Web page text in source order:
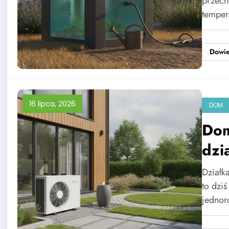
16 lipca, 2026 DOM
to